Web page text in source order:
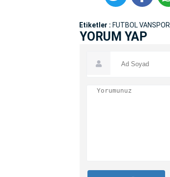
Etiketler : FUTBOL VANSPOR
YORUM YAP